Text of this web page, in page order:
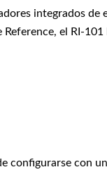
integrados
el RI-101
configurarse con